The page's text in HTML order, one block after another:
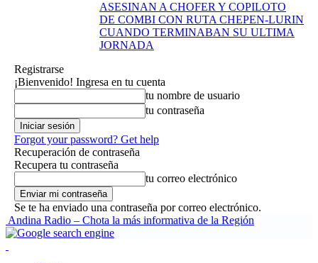
ASESINAN A CHOFER Y COPILOTO
DE COMBI CON RUTA CHEPEN-LURIN
CUANDO TERMINABAN SU ULTIMA
JORNADA
Registrarse
¡Bienvenido! Ingresa en tu cuenta
tu nombre de usuario
tu contraseña
Forgot your password? Get help
Recuperación de contraseña
Recupera tu contraseña
tu correo electrónico
Se te ha enviado una contraseña por correo electrónico.
Andina Radio – Chota la más informativa de la Región